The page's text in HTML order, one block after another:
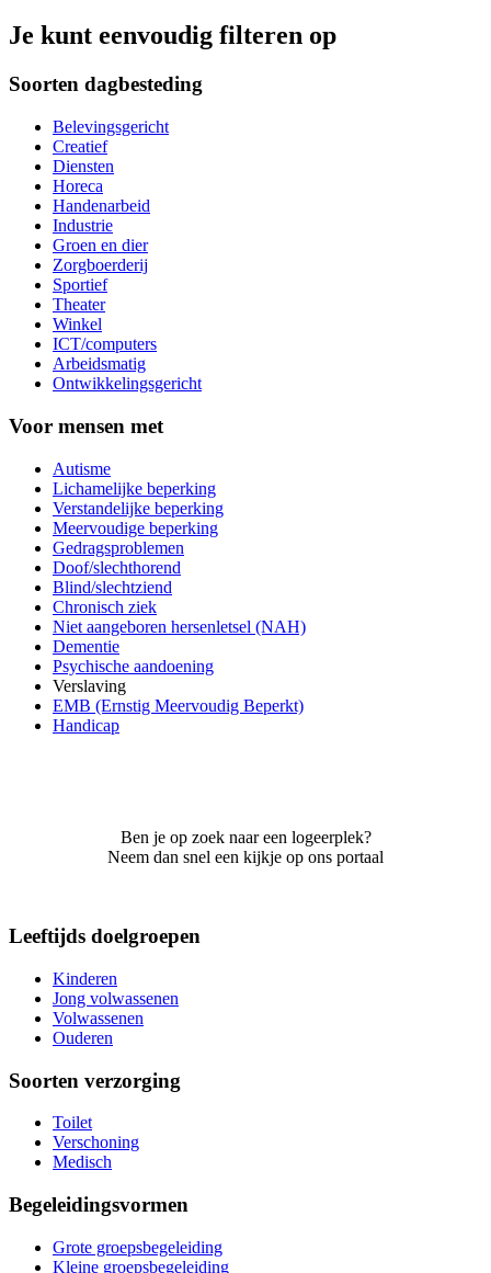
Je kunt eenvoudig filteren op
Soorten dagbesteding
Belevingsgericht
Creatief
Diensten
Horeca
Handenarbeid
Industrie
Groen en dier
Zorgboerderij
Sportief
Theater
Winkel
ICT/computers
Arbeidsmatig
Ontwikkelingsgericht
Voor mensen met
Autisme
Lichamelijke beperking
Verstandelijke beperking
Meervoudige beperking
Gedragsproblemen
Doof/slechthorend
Blind/slechtziend
Chronisch ziek
Niet aangeboren hersenletsel (NAH)
Dementie
Psychische aandoening
Verslaving
EMB (Ernstig Meervoudig Beperkt)
Handicap
Ben je op zoek naar een logeerplek?
Neem dan snel een kijkje op ons portaal
Leeftijds doelgroepen
Kinderen
Jong volwassenen
Volwassenen
Ouderen
Soorten verzorging
Toilet
Verschoning
Medisch
Begeleidingsvormen
Grote groepsbegeleiding
Kleine groepsbegeleiding